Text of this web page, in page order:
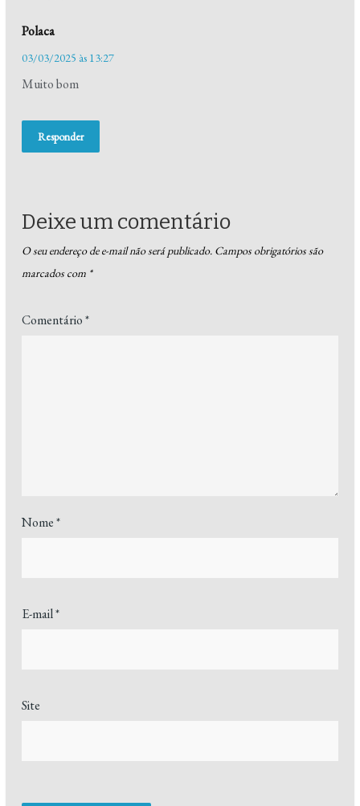
Polaca
03/03/2025 às 13:27
Muito bom
Responder
Deixe um comentário
O seu endereço de e-mail não será publicado. Campos obrigatórios são
marcados com *
Comentário*
Nome*
E-mail*
Site